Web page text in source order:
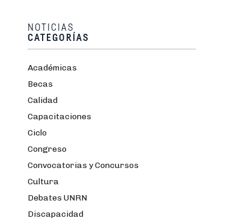
NOTICIAS
CATEGORÍAS
Académicas
Becas
Calidad
Capacitaciones
Ciclo
Congreso
Convocatorias y Concursos
Cultura
Debates UNRN
Discapacidad